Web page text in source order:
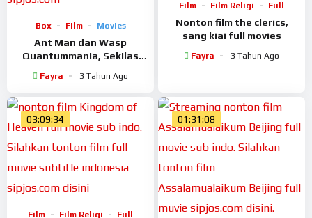
Box Film Movies
Ant Man dan Wasp
Quantummania, Sekilas
Fayra 3 Tahun Ago
Film Film Religi Full
Nonton film the clerics,
sang kiai full movies
Fayra 3 Tahun Ago
03:09:34
Film Film Religi Full
01:31:08